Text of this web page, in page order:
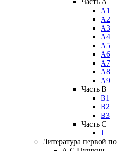
А1
А2
А3
А4
А5
А6
А7
А8
А9
Часть B
В1
В2
В3
Часть C
1
Литература первой